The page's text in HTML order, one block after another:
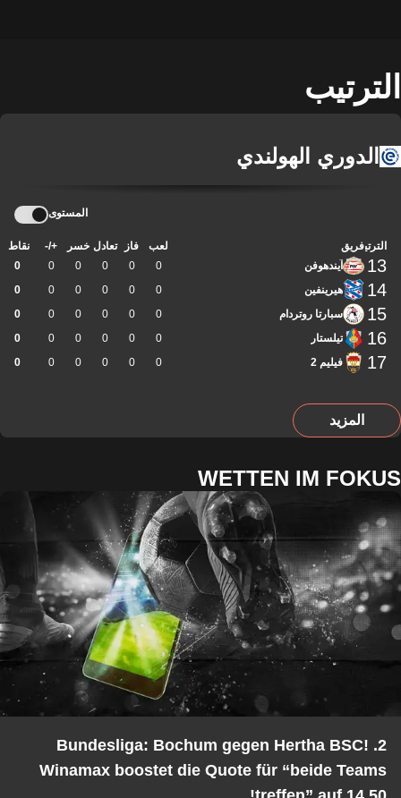
الترتيب
الدوري الهولندي
المستوى
الترتيبفريق لعب فاز تعادل خسر +/- نقاط
13 آيندهوفن 0
0
0
0
0
0
14 هيرينفين 0
0
0
0
0
0
15 سبارتا روتردام 0
0
0
0
0
0
16 تيلستار 0
0
0
0
0
0
17 فيليم 2 0
0
0
0
0
0
المزيد
WETTEN IM FOKUS
2. Bundesliga: Bochum gegen Hertha BSC!
Winamax boostet die Quote für “beide Teams